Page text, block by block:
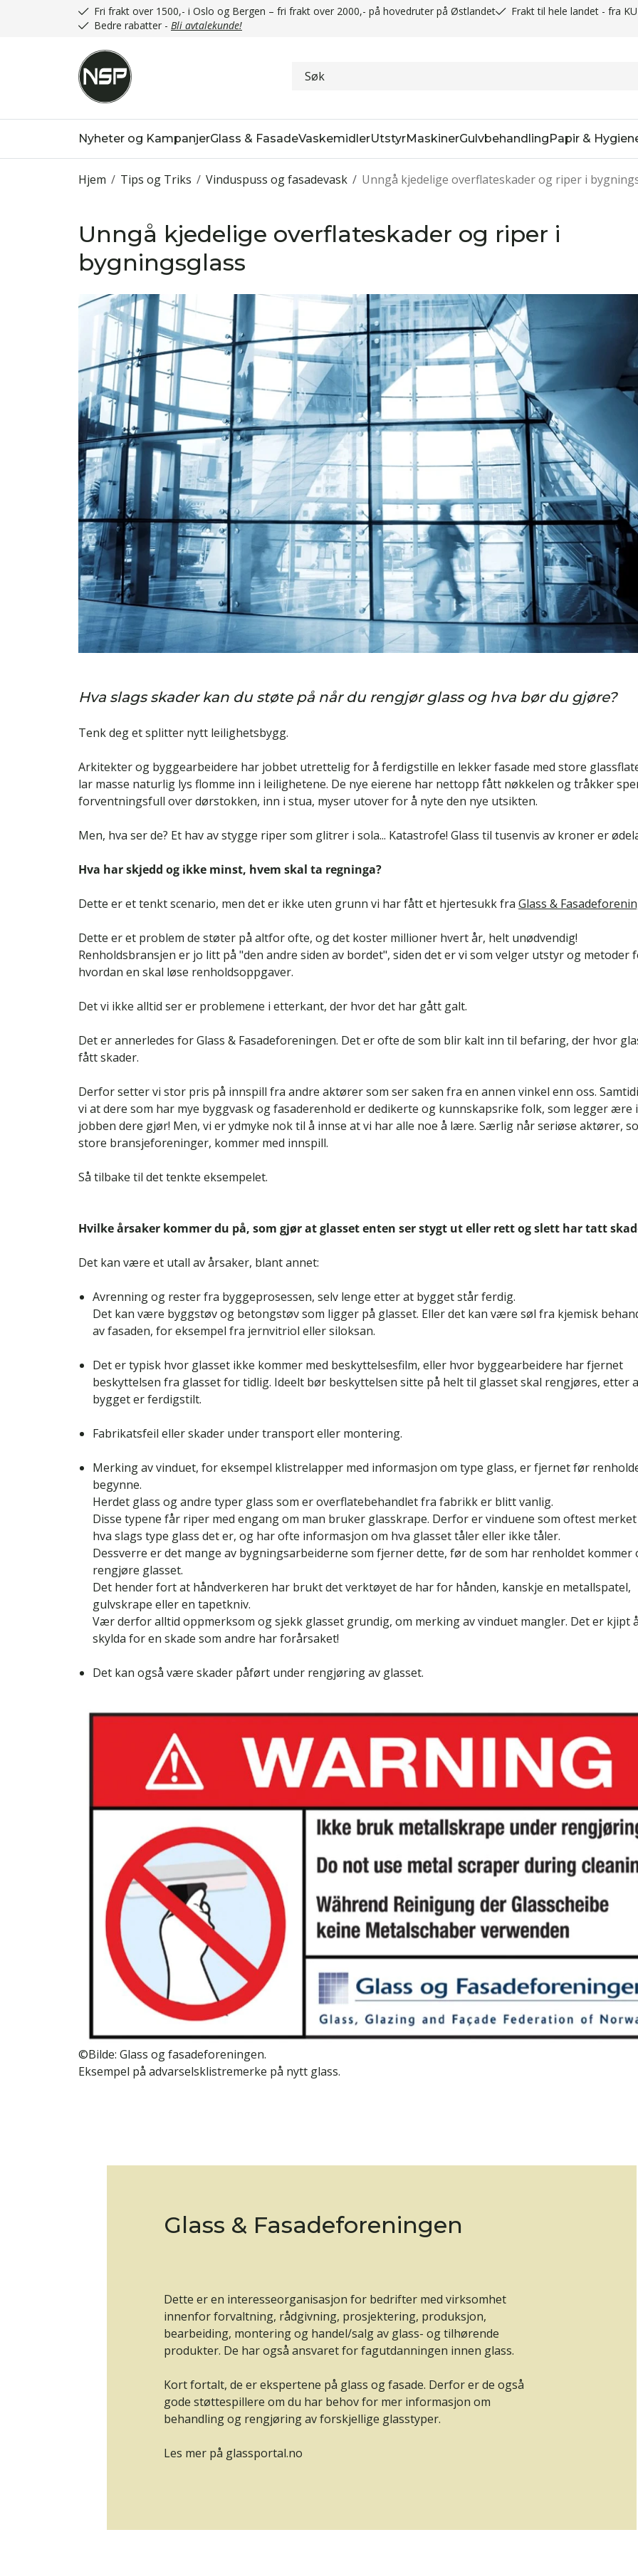
Fri frakt over 1500,- i Oslo og Bergen – fri frakt over 2000,- på hovedruter på Østlandet
Frakt til hele landet - fra
Bedre rabatter - Bli avtalekunde!
Nyheter og KampanjerGlass & FasadeVaskemidlerUtstyrMaskinerGulvbehandlingPapir &
/
Hjem /
Tips og Triks /
Vinduspuss og fasadevask Unngå kjedelige overflateskader og riper i
Unngå kjedelige overflateskader og riper i
bygningsglass
Hva slags skader kan du støte på når du rengjør glass og hva bør du gjøre?
Tenk deg et splitter nytt leilighetsbygg.
Arkitekter og byggearbeidere har jobbet utrettelig for å ferdigstille en lekker fasade med store
lar masse naturlig lys flomme inn i leilighetene. De nye eierene har nettopp fått nøkkelen og tråkker
forventningsfull over dørstokken, inn i stua, myser utover for å nyte den nye utsikten.
Men, hva ser de? Et hav av stygge riper som glitrer i sola... Katastrofe! Glass til tusenvis av kroner er
Hva har skjedd og ikke minst, hvem skal ta regninga?
Dette er et tenkt scenario, men det er ikke uten grunn vi har fått et hjertesukk fra Glass &
Dette er et problem de støter på altfor ofte, og det koster millioner hvert år, helt unødvendig!
Renholdsbransjen er jo litt på "den andre siden av bordet", siden det er vi som velger utstyr og metoder
hvordan en skal løse renholdsoppgaver.
Det vi ikke alltid ser er problemene i etterkant, der hvor det har gått galt.
Det er annerledes for Glass & Fasadeforeningen. Det er ofte de som blir kalt inn til befaring, der hvor
fått skader.
Derfor setter vi stor pris på innspill fra andre aktører som ser saken fra en annen vinkel enn oss.
vi at dere som har mye byggvask og fasaderenhold er dedikerte og kunnskapsrike folk, som legger ære i
jobben dere gjør! Men, vi er ydmyke nok til å innse at vi har alle noe å lære. Særlig når seriøse aktører,
store bransjeforeninger, kommer med innspill.
Så tilbake til det tenkte eksempelet.
Hvilke årsaker kommer du på, som gjør at glasset enten ser stygt ut eller rett og slett har tatt
Det kan være et utall av årsaker, blant annet:
Avrenning og rester fra byggeprosessen, selv lenge etter at bygget står ferdig.
Det kan være byggstøv og betongstøv som ligger på glasset. Eller det kan være søl fra kjemisk
av fasaden, for eksempel fra jernvitriol eller siloksan.
Det er typisk hvor glasset ikke kommer med beskyttelsesfilm, eller hvor byggearbeidere har fjernet
beskyttelsen fra glasset for tidlig. Ideelt bør beskyttelsen sitte på helt til glasset skal rengjøres, etter
bygget er ferdigstilt.
Fabrikatsfeil eller skader under transport eller montering.
Merking av vinduet, for eksempel klistrelapper med informasjon om type glass, er fjernet før
begynne.
Herdet glass og andre typer glass som er overflatebehandlet fra fabrikk er blitt vanlig.
Disse typene får riper med engang om man bruker glasskrape. Derfor er vinduene som oftest
hva slags type glass det er, og har ofte informasjon om hva glasset tåler eller ikke tåler.
Dessverre er det mange av bygningsarbeiderne som fjerner dette, før de som har renholdet kommer
rengjøre glasset.
Det hender fort at håndverkeren har brukt det verktøyet de har for hånden, kanskje en metallspatel,
gulvskrape eller en tapetkniv.
Vær derfor alltid oppmerksom og sjekk glasset grundig, om merking av vinduet mangler. Det er kjipt
skylda for en skade som andre har forårsaket!
Det kan også være skader påført under rengjøring av glasset.
©Bilde: Glass og fasadeforeningen.
Eksempel på advarselsklistremerke på nytt glass.
Glass & Fasadeforeningen
Dette er en interesseorganisasjon for bedrifter med virksomhet
innenfor forvaltning, rådgivning, prosjektering, produksjon,
bearbeiding, montering og handel/salg av glass- og tilhørende
produkter. De har også ansvaret for fagutdanningen innen glass.
Kort fortalt, de er ekspertene på glass og fasade. Derfor er de også
gode støttespillere om du har behov for mer informasjon om
behandling og rengjøring av forskjellige glasstyper.
Les mer på glassportal.no